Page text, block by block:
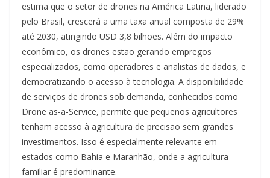
estima que o setor de drones na América Latina, liderado
pelo Brasil, crescerá a uma taxa anual composta de 29%
até 2030, atingindo USD 3,8 bilhões. Além do impacto
econômico, os drones estão gerando empregos
especializados, como operadores e analistas de dados, e
democratizando o acesso à tecnologia. A disponibilidade
de serviços de drones sob demanda, conhecidos como
Drone as-a-Service, permite que pequenos agricultores
tenham acesso à agricultura de precisão sem grandes
investimentos. Isso é especialmente relevante em
estados como Bahia e Maranhão, onde a agricultura
familiar é predominante.